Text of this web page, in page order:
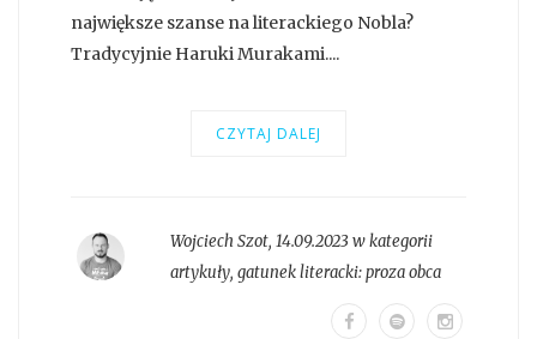
największe szanse na literackiego Nobla?
Tradycyjnie Haruki Murakami....
CZYTAJ DALEJ
Wojciech Szot, 14.09.2023 w kategorii
artykuły, gatunek literacki:proza obca